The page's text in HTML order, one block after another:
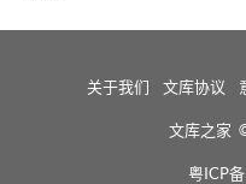
关于我们 文库协议
文库之家
粤ICP